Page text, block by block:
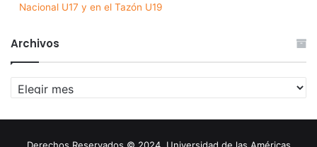
Nacional U17 y en el Tazón U19
Archivos
Archivos